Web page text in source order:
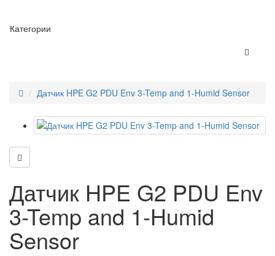
Категории
Датчик HPE G2 PDU Env 3-Temp and 1-Humid Sensor
Датчик HPE G2 PDU Env
3-Temp and 1-Humid
Sensor